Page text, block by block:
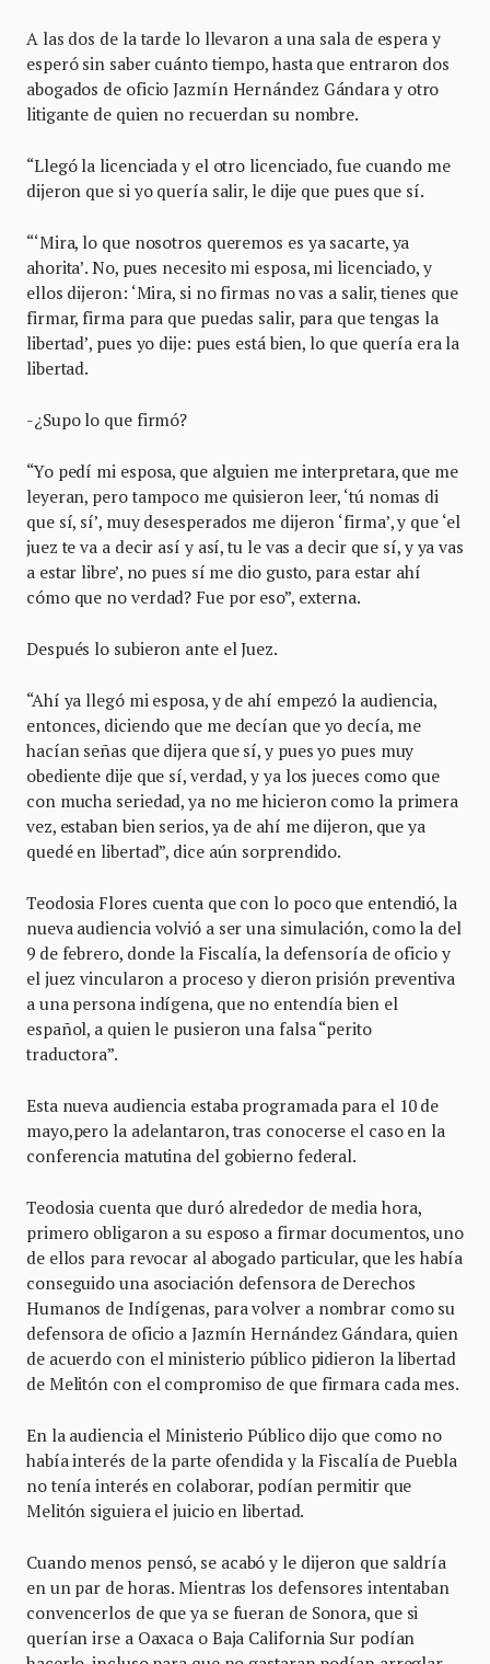
A las dos de la tarde lo llevaron a una sala de espera y
esperó sin saber cuánto tiempo, hasta que entraron dos
abogados de oficio Jazmín Hernández Gándara y otro
litigante de quien no recuerdan su nombre.
“Llegó la licenciada y el otro licenciado, fue cuando me
dijeron que si yo quería salir, le dije que pues que sí.
“‘Mira, lo que nosotros queremos es ya sacarte, ya
ahorita’. No, pues necesito mi esposa, mi licenciado, y
ellos dijeron: ‘Mira, si no firmas no vas a salir, tienes que
firmar, firma para que puedas salir, para que tengas la
libertad’, pues yo dije: pues está bien, lo que quería era la
libertad.
-¿Supo lo que firmó?
“Yo pedí mi esposa, que alguien me interpretara, que me
leyeran, pero tampoco me quisieron leer, ‘tú nomas di
que sí, sí’, muy desesperados me dijeron ‘firma’, y que ‘el
juez te va a decir así y así, tu le vas a decir que sí, y ya vas
a estar libre’, no pues sí me dio gusto, para estar ahí
cómo que no verdad? Fue por eso”, externa.
Después lo subieron ante el Juez.
“Ahí ya llegó mi esposa, y de ahí empezó la audiencia,
entonces, diciendo que me decían que yo decía, me
hacían señas que dijera que sí, y pues yo pues muy
obediente dije que sí, verdad, y ya los jueces como que
con mucha seriedad, ya no me hicieron como la primera
vez, estaban bien serios, ya de ahí me dijeron, que ya
quedé en libertad”, dice aún sorprendido.
Teodosia Flores cuenta que con lo poco que entendió, la
nueva audiencia volvió a ser una simulación, como la del
9 de febrero, donde la Fiscalía, la defensoría de oficio y
el juez vincularon a proceso y dieron prisión preventiva
a una persona indígena, que no entendía bien el
español, a quien le pusieron una falsa “perito
traductora”.
Esta nueva audiencia estaba programada para el 10 de
mayo,pero la adelantaron, tras conocerse el caso en la
conferencia matutina del gobierno federal.
Teodosia cuenta que duró alrededor de media hora,
primero obligaron a su esposo a firmar documentos, uno
de ellos para revocar al abogado particular, que les había
conseguido una asociación defensora de Derechos
Humanos de Indígenas, para volver a nombrar como su
defensora de oficio a Jazmín Hernández Gándara, quien
de acuerdo con el ministerio público pidieron la libertad
de Melitón con el compromiso de que firmara cada mes.
En la audiencia el Ministerio Público dijo que como no
había interés de la parte ofendida y la Fiscalía de Puebla
no tenía interés en colaborar, podían permitir que
Melitón siguiera el juicio en libertad.
Cuando menos pensó, se acabó y le dijeron que saldría
en un par de horas. Mientras los defensores intentaban
convencerlos de que ya se fueran de Sonora, que si
querían irse a Oaxaca o Baja California Sur podían